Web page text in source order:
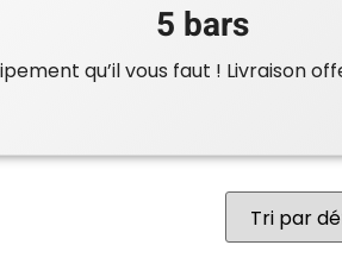
5 bars
qu’il vous faut ! Livraison